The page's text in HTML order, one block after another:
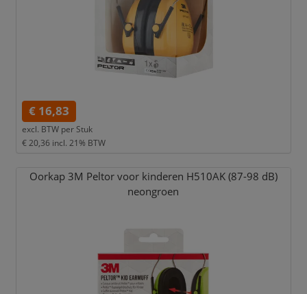
€ 16,83
excl. BTW per Stuk
€ 20,36 incl. 21% BTW
Oorkap 3M Peltor voor kinderen H510AK (87-98 dB)
neongroen